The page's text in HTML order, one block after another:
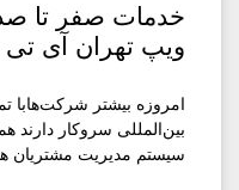
خدمات صفر تا
ویپ تهران آی تی
امروزه بیشتر
بین‌المللی سروکار
سیستم مدیریت مشتریان